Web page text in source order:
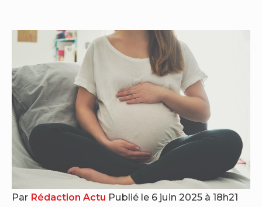
Par Rédaction Actu Publié le 6 juin 2025 à 18h21